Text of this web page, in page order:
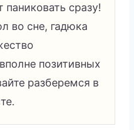
сразу!
во сне, гадюка
позитивных
разберемся в